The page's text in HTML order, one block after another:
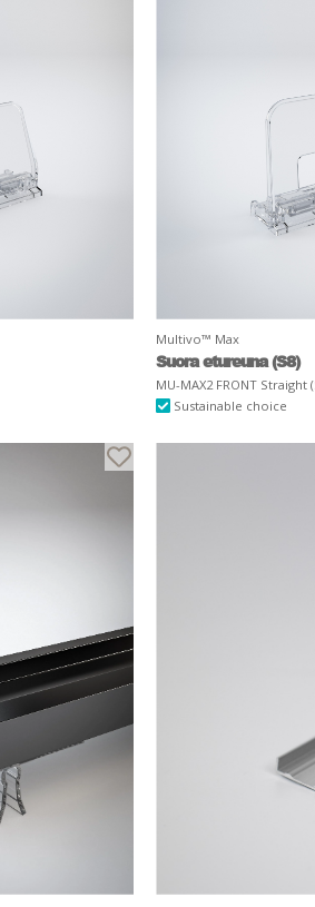
Multivo™ Max
Suora etureuna (S8)
MU-MAX2 FRONT Straight
Sustainable choice